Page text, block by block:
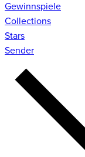
Gewinnspiele
Collections
Stars
Sender